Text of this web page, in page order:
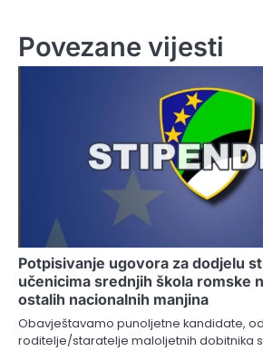
Povezane vijesti
Potpisivanje ugovora za dodjelu
učenicima srednjih škola romske
ostalih nacionalnih manjina
Obavještavamo punoljetne kandidate,
roditelje/staratelje maloljetnih dobitnika